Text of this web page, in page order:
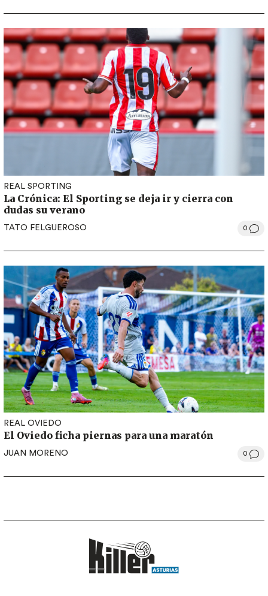
REAL SPORTING
La Crónica: El Sporting se deja ir y cierra con
dudas su verano
TATO FELGUEROSO 0
REAL OVIEDO
El Oviedo ficha piernas para una maratón
JUAN MORENO 0